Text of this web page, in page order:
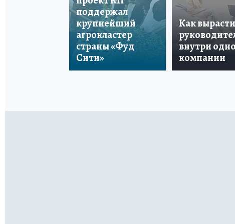
поддержал
крупнейший
агрокластер
страны «Фуд
Сити»
Как
внутри
компании